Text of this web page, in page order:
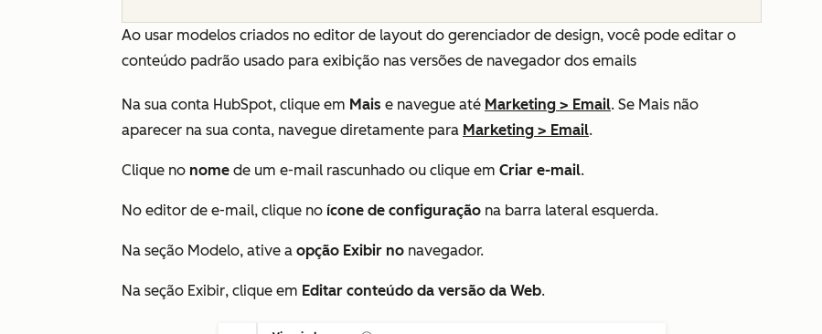
Ao usar modelos criados no editor de layout do gerenciador de design, você pode editar o
conteúdo padrão usado para exibição nas versões de navegador dos emails
Na sua conta HubSpot, clique em Mais e navegue até Marketing > Email. Se Mais não
aparecer na sua conta, navegue diretamente para Marketing > Email.
Clique no nome de um e-mail rascunhado ou clique em Criar e-mail.
No editor de e-mail, clique no ícone de configuração na barra lateral esquerda.
Na seção Modelo, ative a opção Exibir no navegador.
Na seção Exibir, clique em Editar conteúdo da versão da Web.